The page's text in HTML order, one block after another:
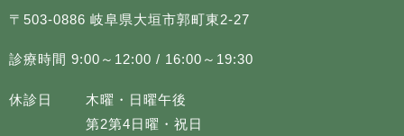
〒503-0886 岐阜県大垣市郭町東2-27
診療時間 9:00～12:00 / 16:00～19:30
休診日
木曜・日曜午後
第2第4日曜・祝日